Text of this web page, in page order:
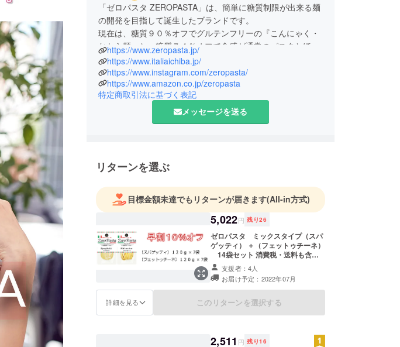
「ゼロパスタ ZEROPASTA」は、簡単に糖質制限が出来る麺
の開発を目指して誕生したブランドです。
現在は、糖質９０％オフでグルテンフリーの『こんにゃく・
おから麺』と、糖質７４％オフで食感が通常のパスタとほぼ
同じの『低糖質小麦麺』の２タイプがあります。
食事を楽しみながら、健康的な身体作りを目指して頂けま
す。
https://www.zeropasta.jp/
https://www.italiaichiba.jp/
https://www.instagram.com/zeropasta/
https://www.amazon.co.jp/zeropasta
特定商取引法に基づく表記
メッセージを送る
リターンを選ぶ
目標金額未達でもリターンが届きます(All-in方式)
5,022円 残り26
ゼロパスタ ミックスタイプ（スパ
ゲッティ） ＋（フェットゥチーネ）
14袋セット 消費税・送料も含ま
れています。 ●常温保存が可能で、
賞味期限は、約５ヶ月です。 一般販
売予定価格５５８０円（送料込み）
が、１０％オフの５０２２円に！
支援者：4人
お届け予定：2022年07月
詳細を見る このリターンを選択する
2,511 円 残り16